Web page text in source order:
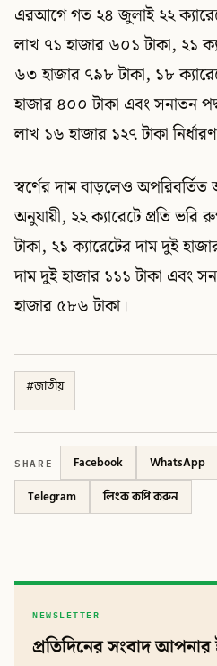
এরআগে গত ২৪ জুলাই ২২
লাখ ৭১ হাজার ৬০১ টাকা, ২১
৬৩ হাজার ৭৯৮ টাকা, ১৮
হাজার ৪০০ টাকা এবং সনাতন
লাখ ১৬ হাজার ১২৭ টাকা
স্বর্ণের দাম বাড়লেও
অনুযায়ী, ২২ ক্যারেটে প্রতি ভরি
টাকা, ২১ ক্যারেটের দাম দুই
দাম দুই হাজার ১১১ টাকা এবং
হাজার ৫৮৬ টাকা।
#জাতীয়
SHARE Facebook WhatsApp
Telegram
লিংক কপি করুন
NEWSLETTER
প্রতিদিনের সংবাদ আপনার